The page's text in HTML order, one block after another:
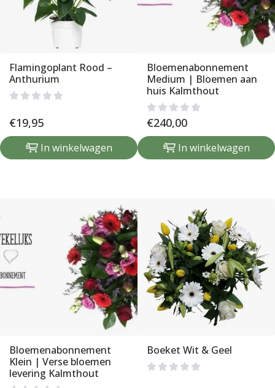
Flamingoplant Rood –
Anthurium
€19,95
In winkelwagen
Bloemenabonnement
Medium | Bloemen aan
huis Kalmthout
€240,00
In winkelwagen
Bloemenabonnement
Klein | Verse bloemen
levering Kalmthout
Boeket Wit & Geel